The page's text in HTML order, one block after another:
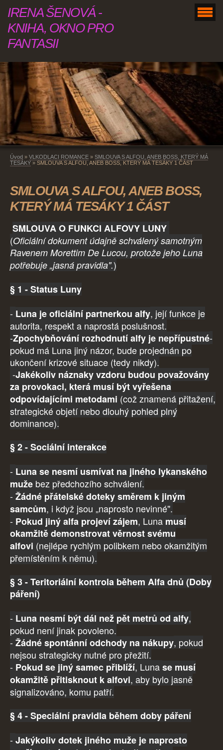
IRENA ŠENOVÁ -
KNIHA, OKNO PRO
FANTASII
Úvod » VLKODLACI ROMANCE » SMLOUVA S ALFOU, ANEB BOSS, KTERÝ MÁ
TESÁKY » SMLOUVA S ALFOU, ANEB BOSS, KTERÝ MÁ TESÁKY 1 ČÁST
SMLOUVA S ALFOU, ANEB BOSS,
KTERÝ MÁ TESÁKY 1 ČÁST
SMLOUVA O FUNKCI ALFOVY LUNY
(Oficiální dokument údajně schválený samotným
Ravenem Morettim De Lucou, protože jeho Luna
potřebuje „jasná pravidla".)
§ 1 - Status Luny
- Luna je oficiální partnerkou alfy, její funkce je
autorita, respekt a naprostá poslušnost.
-Zpochybňování rozhodnutí alfy je nepřípustné-
pokud má Luna jiný názor, bude projednán po
ukončení krizové situace (tedy nikdy).
-Jakékoliv náznaky vzdoru budou považovány
za provokaci, která musí být vyřešena
odpovídajícími metodami (což znamená přitažení,
strategické objetí nebo dlouhý pohled plný
dominance).
§ 2 - Sociální interakce
- Luna se nesmí usmívat na jiného lykanského
muže bez předchozího schválení.
- Žádné přátelské doteky směrem k jiným
samcům, i když jsou „naprosto nevinné".
- Pokud jiný alfa projeví zájem, Luna musí
okamžitě demonstrovat věrnost svému
alfovi (nejlépe rychlým polibkem nebo okamžitým
přemístěním k němu).
§ 3 - Teritoriální kontrola během Alfa dnů (Doby
páření)
- Luna nesmí být dál než pět metrů od alfy,
pokud není jinak povoleno.
- Žádné spontánní odchody na nákupy, pokud
nejsou strategicky nutné pro přežití.
- Pokud se jiný samec přiblíží, Lunase musí
okamžitě přitisknout k alfovi, aby bylo jasně
signalizováno, komu patří.
§ 4 - Speciální pravidla během doby páření
- Jakýkoliv dotek jiného muže je naprosto